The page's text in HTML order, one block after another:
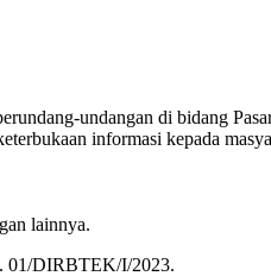
undangan di bidang
informasi kepada
lainnya.
01/DIRBTEK/I/2023.